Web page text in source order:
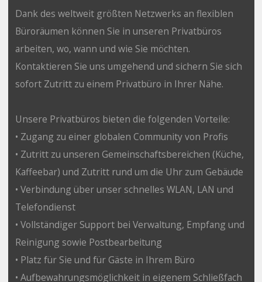
Dank des weltweit größten Netzwerks an flexiblen
Büroräumen können Sie in unseren Privatbüros
arbeiten, wo, wann und wie Sie möchten.
Kontaktieren Sie uns umgehend und sichern Sie sich
sofort Zutritt zu einem Privatbüro in Ihrer Nähe.
Unsere Privatbüros bieten die folgenden Vorteile:
• Zugang zu einer globalen Community von Profis
• Zutritt zu unseren Gemeinschaftsbereichen (Küche,
Kaffeebar) und Zutritt rund um die Uhr zum Gebäude
• Verbindung über unser schnelles WLAN, LAN und
Telefondienst
• Vollständiger Support bei Verwaltung, Empfang und
Reinigung sowie Postbearbeitung
• Platz für Sie und für Gäste in Ihrem Büro
• Aufbewahrungsmöglichkeit in eigenem Schließfach